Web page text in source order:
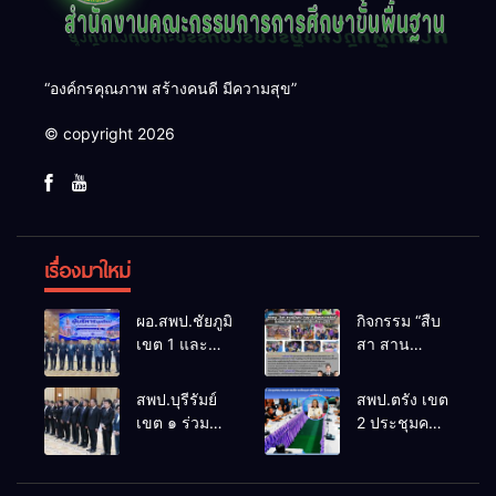
“องค์กรคุณภาพ สร้างคนดี มีความสุข”
© copyright 2026
เรื่องมาใหม่
ผอ.สพป.ชัยภูมิ
เขต 1 และ
ประชุม
สัมมนาทาง
นำการศึกษา
กิจกรรม “สืบ
สา สาน
ล้านนาวิถี สู่
โลกแห่งการ
เรียนรู้”
สันพระเนตร
สพป.บุรีรัมย์
เขต ๑ ร่วม
สพป.ตรัง เขต
2 ประชุมคณะ